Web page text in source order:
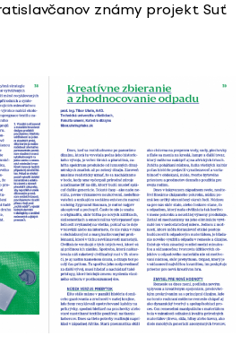
známy projekt Suť